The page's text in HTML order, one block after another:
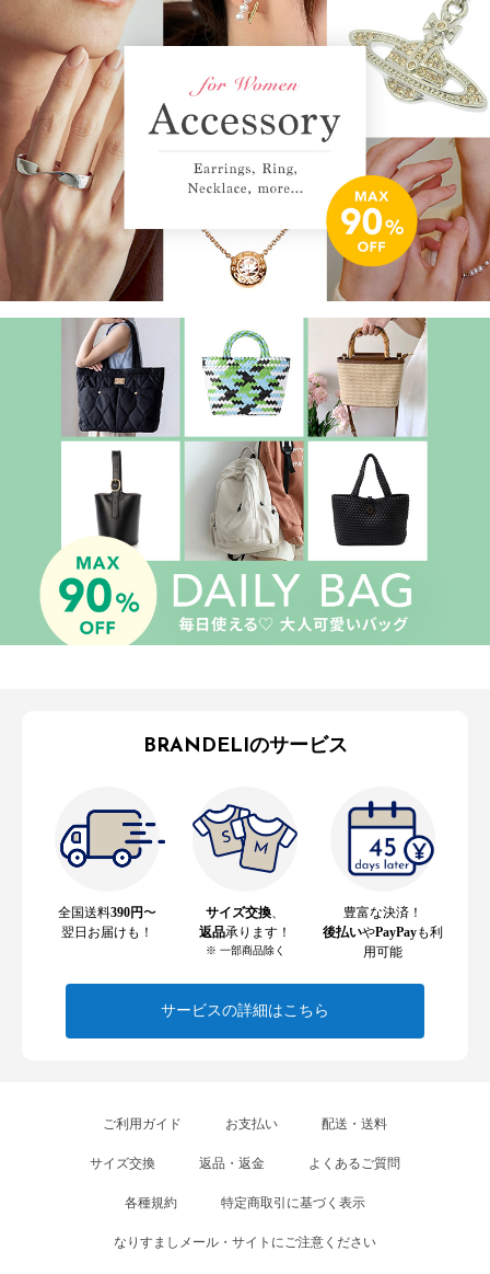
BRANDELIのサービス
全国送料390円〜
翌日お届けも！
サイズ交換
返品承ります！
※ 一部商品除く
豊富な決済！
後払いやPayPayも利
用可能
サービスの詳細はこちら
ご利用ガイド お支払い 配送・送料
サイズ交換 返品・返金 よくあるご質問
各種規約 特定商取引に基づく表示
なりすましメール・サイトにご注意ください